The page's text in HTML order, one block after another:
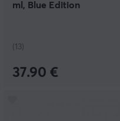
ml, Blue Edition
(13)
37.90 €